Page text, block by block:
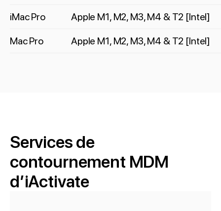
iMac Pro Apple M1, M2, M3, M4 & T2 [Intel]
Mac Pro Apple M1, M2, M3, M4 & T2 [Intel]
Services de
contournement MDM
d’iActivate